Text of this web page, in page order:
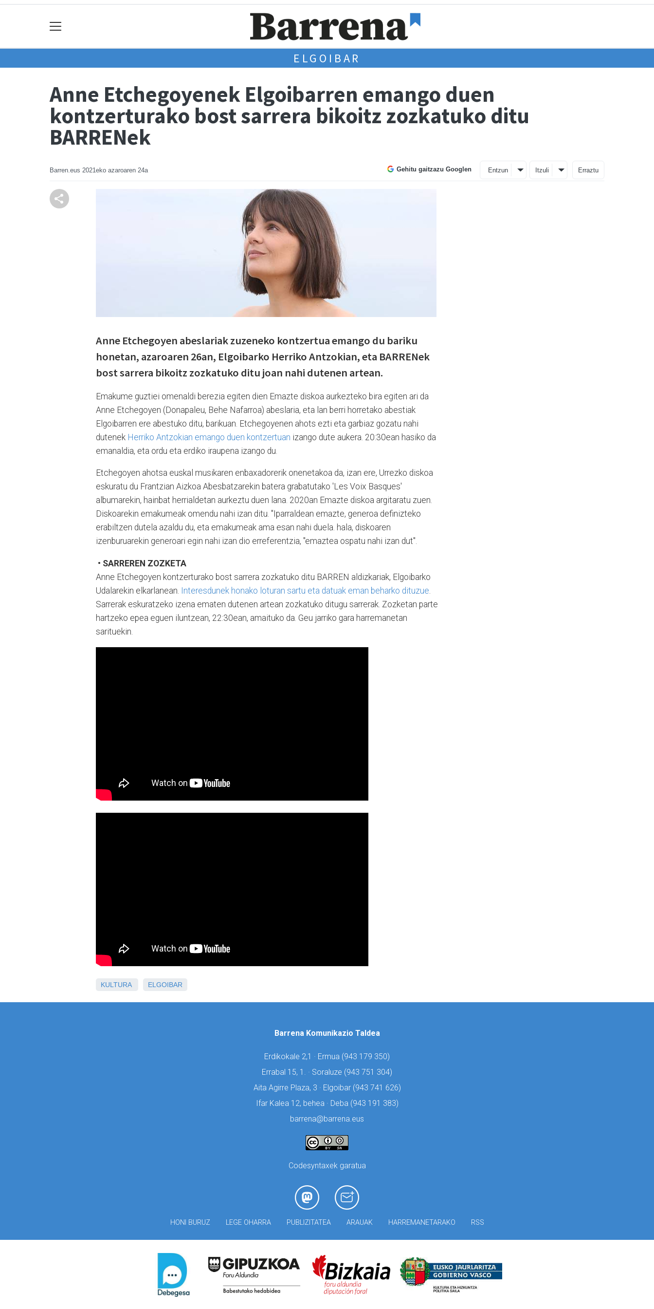
ELGOIBAR
Anne Etchegoyenek Elgoibarren emango duen
kontzerturako bost sarrera bikoitz zozkatuko ditu
BARRENek
Barren.eus 2021eko azaroaren 24a Gehitu gaitzazu Googlen Entzun Itzuli Erraztu
Anne Etchegoyen abeslariak zuzeneko kontzertua emango du bariku
honetan, azaroaren 26an, Elgoibarko Herriko Antzokian, eta BARRENek
bost sarrera bikoitz zozkatuko ditu joan nahi dutenen artean.
Emakume guztiei omenaldi berezia egiten dien Emazte diskoa aurkezteko bira egiten ari da
Anne Etchegoyen (Donapaleu, Behe Nafarroa) abeslaria, eta lan berri horretako abestiak
Elgoibarren ere abestuko ditu, barikuan. Etchegoyenen ahots ezti eta garbiaz gozatu nahi
dutenek Herriko Antzokian emango duen kontzertuan izango dute aukera. 20:30ean hasiko da
emanaldia, eta ordu eta erdiko iraupena izango du.
Etchegoyen ahotsa euskal musikaren enbaxadorerik onenetakoa da, izan ere, Urrezko diskoa
eskuratu du Frantzian Aizkoa Abesbatzarekin batera grabatutako 'Les Voix Basques'
albumarekin, hainbat herrialdetan aurkeztu duen lana. 2020an Emazte diskoa argitaratu zuen.
Diskoarekin emakumeak omendu nahi izan ditu. "Iparraldean emazte, generoa definizteko
erabiltzen dutela azaldu du, eta emakumeak ama esan nahi duela. hala, diskoaren
izenburuarekin generoari egin nahi izan dio erreferentzia, "emaztea ospatu nahi izan dut".
• SARREREN ZOZKETA
Anne Etchegoyen kontzerturako bost sarrera zozkatuko ditu BARREN aldizkariak, Elgoibarko
Udalarekin elkarlanean. Interesdunek honako loturan sartu eta datuak eman beharko dituzue
Sarrerak eskuratzeko izena ematen dutenen artean zozkatuko ditugu sarrerak. Zozketan parte
hartzeko epea eguen iluntzean, 22:30ean, amaituko da. Geu jarriko gara harremanetan
sarituekin.
KULTURA ELGOIBAR
Barrena Komunikazio Taldea
Erdikokale 2,1 · Ermua (943 179 350)
Errabal 15, 1. · Soraluze (943 751 304)
Aita Agirre Plaza, 3 · Elgoibar (943 741 626)
Ifar Kalea 12, behea · Deba (943 191 383)
barrena@barrena.eus
Codesyntaxek garatua
HONI BURUZ LEGE OHARRA PUBLIZITATEA ARAUAK HARREMANETARAKO RSS